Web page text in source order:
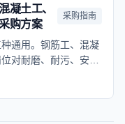
凝土工、
购方案
采购指南
通用。钢筋工、混凝
对耐磨、耐污、安全
岗位给出面料选型和